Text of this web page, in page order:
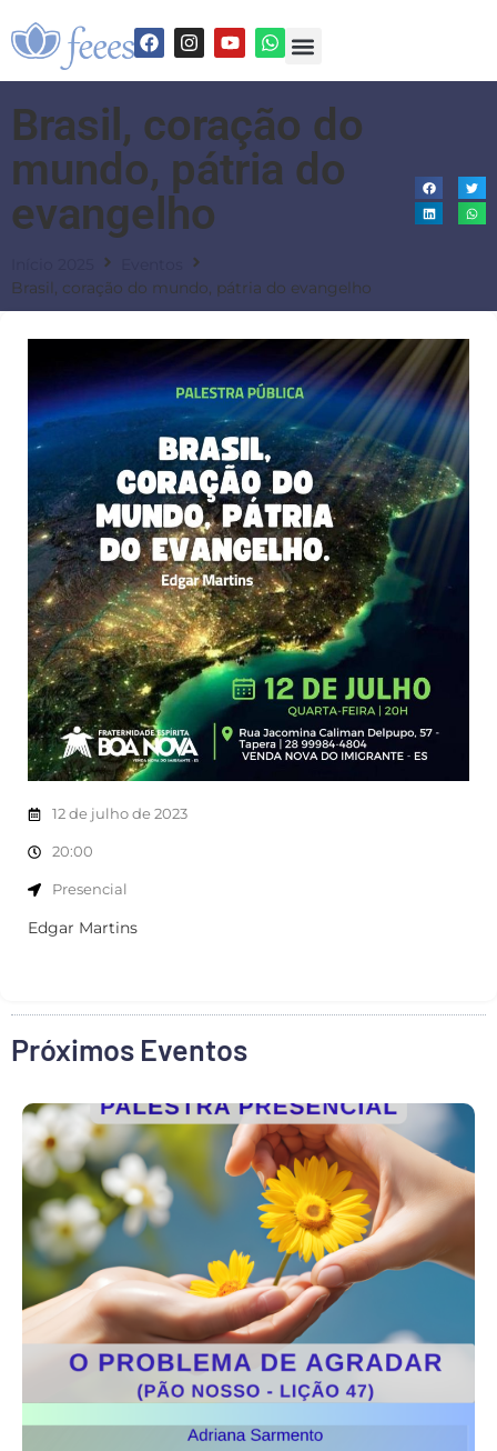
Brasil, coração do
mundo, pátria do
evangelho
Brasil, coração do mundo, pátria do evangelho
12 de julho de 2023
20:00
Presencial
Edgar Martins
Próximos Eventos